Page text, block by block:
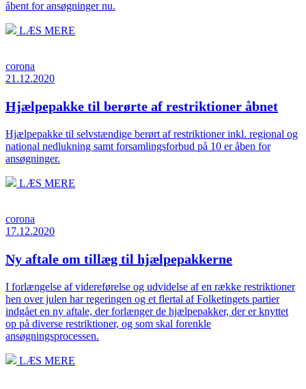
åbent for ansøgninger nu.
LÆS MERE
corona
21.12.2020
Hjælpepakke til berørte af restriktioner åbnet
Hjælpepakke til selvstændige berørt af restriktioner inkl. regional og
national nedlukning samt forsamlingsforbud på 10 er åben for
ansøgninger.
LÆS MERE
corona
17.12.2020
Ny aftale om tillæg til hjælpepakkerne
I forlængelse af videreførelse og udvidelse af en række restriktioner
hen over julen har regeringen og et flertal af Folketingets partier
indgået en ny aftale, der forlænger de hjælpepakker, der er knyttet
op på diverse restriktioner, og som skal forenkle
ansøgningsprocessen.
LÆS MERE